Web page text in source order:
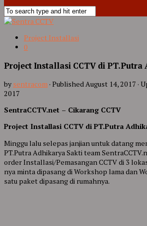
Project Installasi
0
Project Installasi CCTV di PT.Putra
by sentracom · PublishedAugust 14, 2017 ·
2017
SentraCCTV.net – Cikarang CCTV
Project Installasi CCTV di PT.Putra
Minggu lalu selepas janjian untuk datang
PT.Putra Adhikarya Sakti team
order Installasi/Pemasangan CCTV di 3
nya minta dipasang di Workshop lama dan
satu paket dipasang di rumahnya.